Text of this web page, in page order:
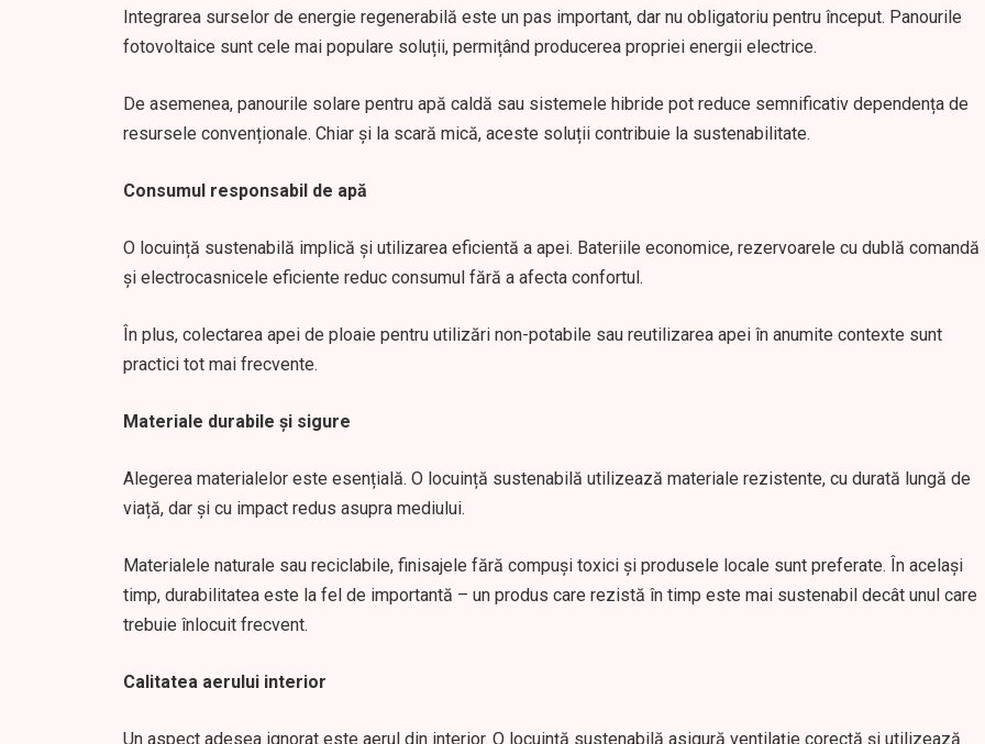
Integrarea surselor de energie regenerabilă este un pas important, dar nu obligatoriu pentru început. Panourile
fotovoltaice sunt cele mai populare soluții, permițând producerea propriei energii electrice.
De asemenea, panourile solare pentru apă caldă sau sistemele hibride pot reduce semnificativ dependența de
resursele convenționale. Chiar și la scară mică, aceste soluții contribuie la sustenabilitate.
Consumul responsabil de apă
O locuință sustenabilă implică și utilizarea eficientă a apei. Bateriile economice, rezervoarele cu dublă comandă
și electrocasnicele eficiente reduc consumul fără a afecta confortul.
În plus, colectarea apei de ploaie pentru utilizări non-potabile sau reutilizarea apei în anumite contexte sunt
practici tot mai frecvente.
Materiale durabile și sigure
Alegerea materialelor este esențială. O locuință sustenabilă utilizează materiale rezistente, cu durată lungă de
viață, dar și cu impact redus asupra mediului.
Materialele naturale sau reciclabile, finisajele fără compuși toxici și produsele locale sunt preferate. În același
timp, durabilitatea este la fel de importantă – un produs care rezistă în timp este mai sustenabil decât unul care
trebuie înlocuit frecvent.
Calitatea aerului interior
Un aspect adesea ignorat este aerul din interior. O locuință sustenabilă asigură ventilație corectă și utilizează